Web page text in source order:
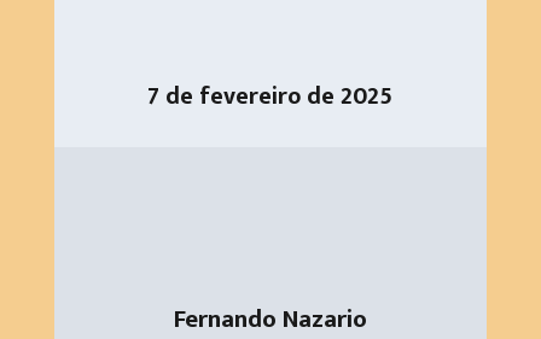
7 de fevereiro de 2025
Fernando Nazario